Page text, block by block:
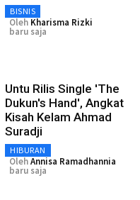
BISNIS
Oleh Kharisma Rizki
baru saja
Untu Rilis Single 'The
Dukun's Hand', Angkat
Kisah Kelam Ahmad
Suradji
HIBURAN
OlehAnnisa Ramadhannia
baru saja